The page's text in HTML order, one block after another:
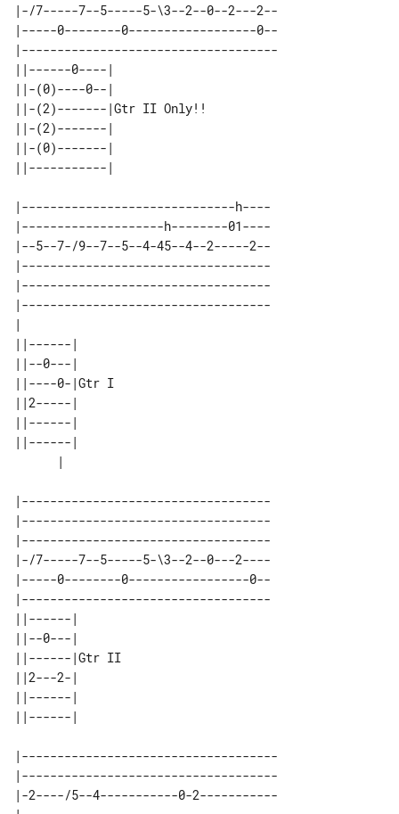
|-/7-----7--5-----5-\3--2--0--2---2--
|-----0--------0------------------0--
|------------------------------------
||------0----|
||-(0)----0--|
||-(2)-------|Gtr II Only!!
||-(2)-------|
||-(0)-------|
|------------------------------h----
|--------------------h--------01----
|--5--7-/9--7--5--4-45--4--2-----2--
|-----------------------------------
|-----------------------------------
|-----------------------------------
|
||------|
||--0---|
||----0-|Gtr I
||2-----|
||------|
||------|
|-----------------------------------
|-----------------------------------
|-----------------------------------
|-/7-----7--5-----5-\3--2--0---2----
|-----0--------0-----------------0--
|-----------------------------------
||------|
||--0---|
||------|Gtr II
||2---2-|
||------|
|------------------------------------
|------------------------------------
|-2----/5--4-----------0-2-----------